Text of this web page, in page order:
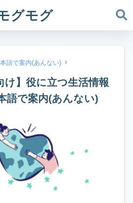
グモグ
語で案内(あんない)
け】役に立つ生活情報
語で案内(あんない)